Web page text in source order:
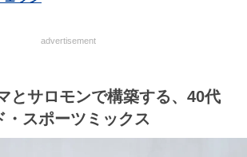
advertisement
とサロモンで構築する、40代
・スポーツミックス